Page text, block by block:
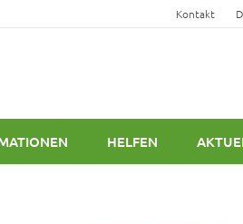
Kontakt
HELFEN